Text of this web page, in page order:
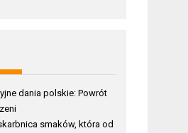
dania polskie: Powrót
smaków, która od